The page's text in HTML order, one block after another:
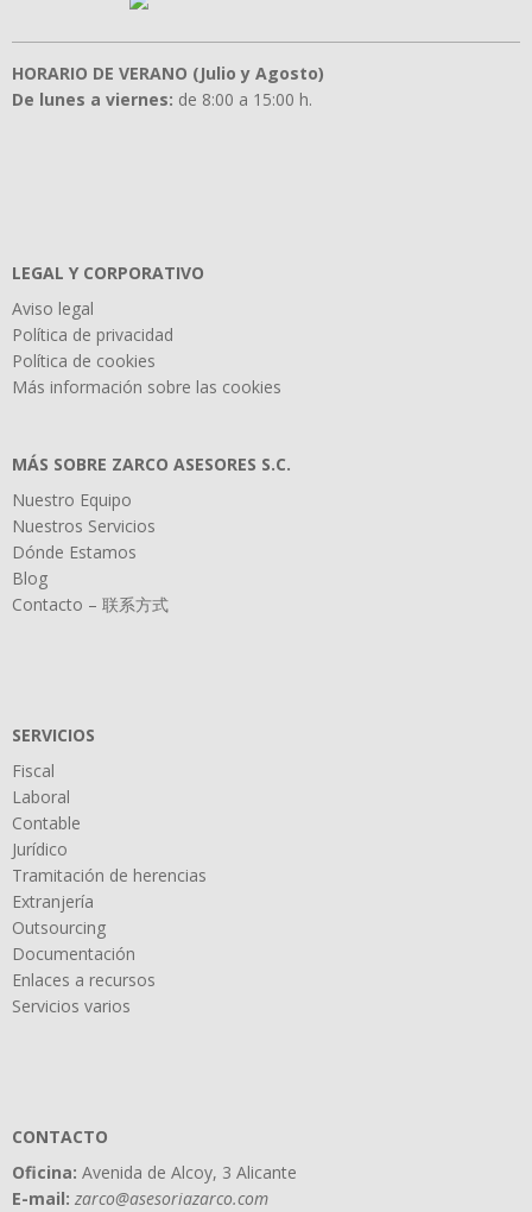
HORARIO DE VERANO (Julio y Agosto)
De lunes a viernes: de 8:00 a 15:00 h.
LEGAL Y CORPORATIVO
Aviso legal
Política de privacidad
Política de cookies
Más información sobre las cookies
MÁS SOBRE ZARCO ASESORES S.C.
Nuestro Equipo
Nuestros Servicios
Dónde Estamos
Blog
Contacto – 联系方式
SERVICIOS
Fiscal
Laboral
Contable
Jurídico
Tramitación de herencias
Extranjería
Outsourcing
Documentación
Enlaces a recursos
Servicios varios
CONTACTO
Oficina: Avenida de Alcoy, 3 Alicante
E-mail: zarco@asesoriazarco.com